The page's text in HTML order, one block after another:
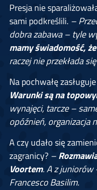
Presja nie
sami podkreślili. –
dobra zabawa – tyle
mamy świadomość,
raczej nie przekłada
Na pochwałę
Warunki są na
wynajęci, tarcze –
opóźnień, organizacja
A czy udało się
zagranicy? –
Voortem. A z juniorów
Francesco Basilim.